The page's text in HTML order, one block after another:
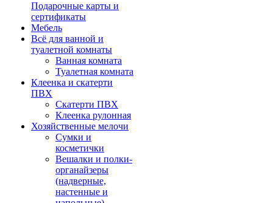
Подарочные карты и
сертификаты
Мебель
Всё для ванной и
туалетной комнаты
Ванная комната
Туалетная комната
Клеенка и скатерти
ПВХ
Скатерти ПВХ
Клеенка рулонная
Хозяйственные мелочи
Сумки и
косметички
Вешалки и полки-
органайзеры
(надверные,
настенные и